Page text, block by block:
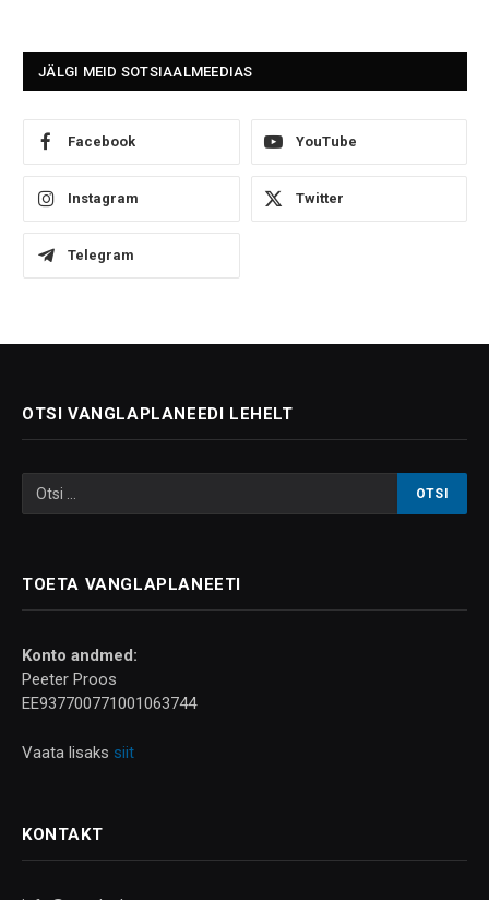
JÄLGI MEID SOTSIAALMEEDIAS
Facebook YouTube
Instagram Twitter
Telegram
OTSI VANGLAPLANEEDI LEHELT
TOETA VANGLAPLANEETI
Konto andmed:
Peeter Proos
EE937700771001063744
Vaata lisaks siit
KONTAKT